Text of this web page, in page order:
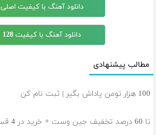
دانلود آهنگ با کیفیت اصلی
دانلود آهنگ با کیفیت 128
مطالب پیشنهادی
100 هزار تومن پاداش بگیر | ثبت نام کن
تا 60 درصد تخفیف جین وست + خرید در 4 قسط